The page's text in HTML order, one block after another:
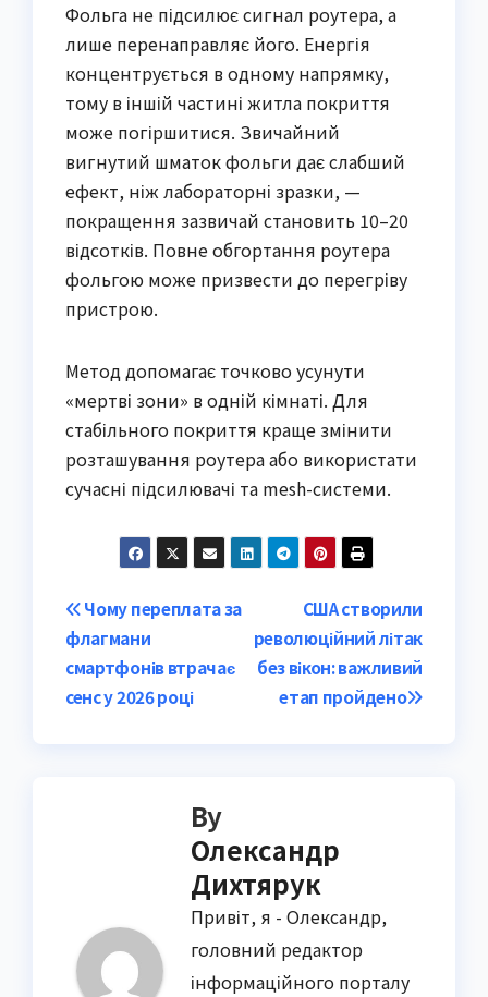
Фольга не підсилює сигнал роутера, а
лише перенаправляє його. Енергія
концентрується в одному напрямку,
тому в іншій частині житла покриття
може погіршитися. Звичайний
вигнутий шматок фольги дає слабший
ефект, ніж лабораторні зразки, —
покращення зазвичай становить 10–20
відсотків. Повне обгортання роутера
фольгою може призвести до перегріву
пристрою.
Метод допомагає точково усунути
«мертві зони» в одній кімнаті. Для
стабільного покриття краще змінити
розташування роутера або використати
сучасні підсилювачі та mesh-системи.
Post
navigation
США створили
революційний літак
без вікон: важливий
етап пройдено
Чому переплата за
флагмани
смартфонів втрачає
сенс у 2026 році
By
Олександр
Дихтярук
Привіт, я - Олександр,
головний редактор
інформаційного порталу